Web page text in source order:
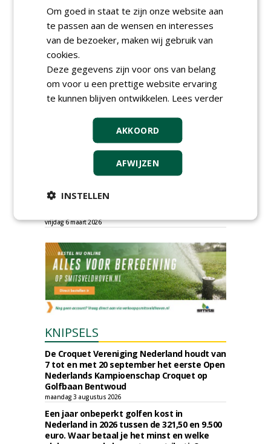
Sportbedrijf Rotterdam gunt semi
organische meststoffen aan Van Iperen.
zondag 17 mei 2026
Gemeente Gooise Meren gunt Golfbaan
Naarderbos aan Hollandsche Golfbaan
vrijdag 6 maart 2026
KNIPSELS
De Croquet Vereniging Nederland houdt van
7 tot en met 20 september het eerste Open
Nederlands Kampioenschap Croquet op
Golfbaan Bentwoud
maandag 3 augustus 2026
Een jaar onbeperkt golfen kost in
Nederland in 2026 tussen de 321,50 en 9.500
euro. Waar betaal je het minst en welke
Om goed in staat te zijn onze website aan
te passen aan de wensen en interesses
van de bezoeker, maken wij gebruik van
cookies.
Deze gegevens zijn voor ons van belang
om voor u een prettige website ervaring
te kunnen blijven ontwikkelen. Lees verder
AKKOORD
AFWIJZEN
INSTELLEN